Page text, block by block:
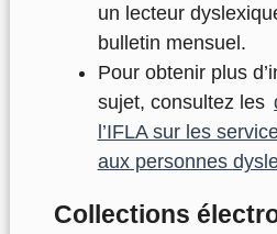
un lecteur
bulletin mensuel.
Pour obtenir plus
sujet, consultez les
l’IFLA sur les
aux personnes
Collections